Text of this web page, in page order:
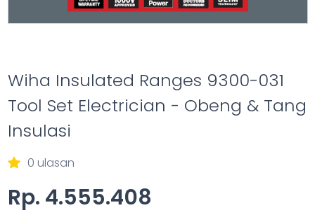
Wiha Insulated Ranges 9300-031
Tool Set Electrician - Obeng & Tang
Insulasi
0 ulasan
Rp. 4.555.408